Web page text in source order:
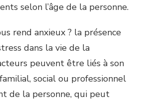
selon l’âge de la personne.
rend anxieux ? la présence
dans la vie de la
peuvent être liés à son
social ou professionnel
de la personne, qui peut